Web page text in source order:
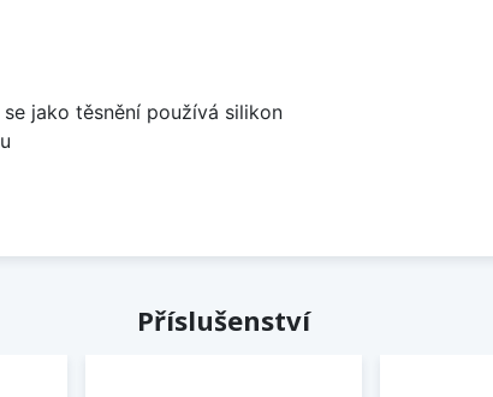
jako těsnění používá silikon
Příslušenství